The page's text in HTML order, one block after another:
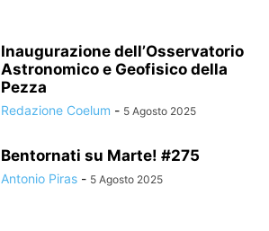
Inaugurazione dell’Osservatorio
Astronomico e Geofisico della
Pezza
Redazione Coelum - 5 Agosto 2025
Bentornati su Marte! #275
Antonio Piras - 5 Agosto 2025